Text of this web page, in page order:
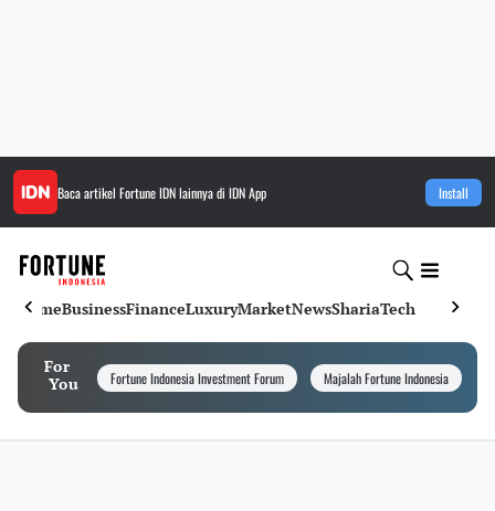
Baca artikel Fortune IDNlainnya di IDN App Install
HomeBusinessFinanceLuxuryMarketNewsShariaTech
For
You
Fortune Indonesia Investment Forum Majalah Fortune Indonesia